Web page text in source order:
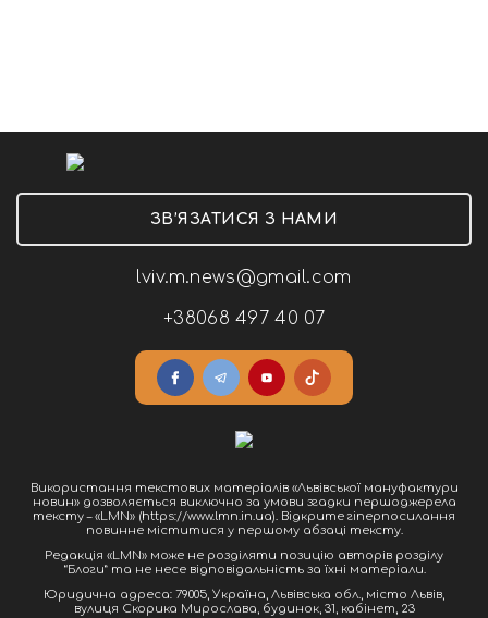
ЗВ’ЯЗАТИСЯ З НАМИ
lviv.m.news@gmail.com
+38068 497 40 07
Використання текстових матеріалів «Львівської мануфактури
новин» дозволяється виключно за умови згадки першоджерела
тексту – «LMN» (https://www.lmn.in.ua). Відкрите гіперпосилання
повинне міститися у першому абзаці тексту.
Редакція «LMN» може не розділяти позицію авторів розділу
“Блоги” та не несе відповідальність за їхні матеріали.
Юридична адреса: 79005, Україна, Львівська обл., місто Львів,
вулиця Скорика Мирослава, будинок, 31, кабінет, 23